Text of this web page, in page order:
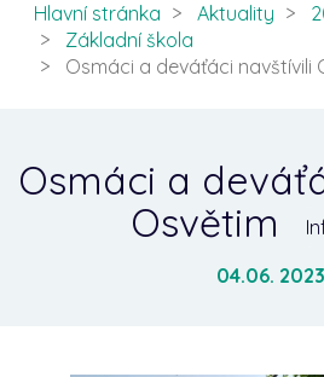
Hlavní stránka Aktuality
Základní škola
Osmáci a deváťáci navštívili
Osmáci a
Osvětim
04.06. 2023